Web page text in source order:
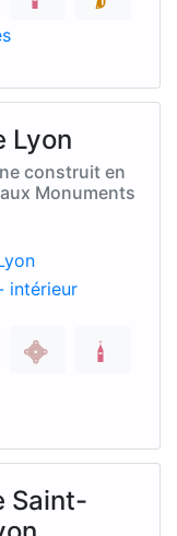
Lyon
construit en
Monuments
Saint-